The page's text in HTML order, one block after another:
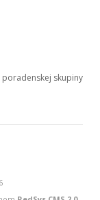
skupiny